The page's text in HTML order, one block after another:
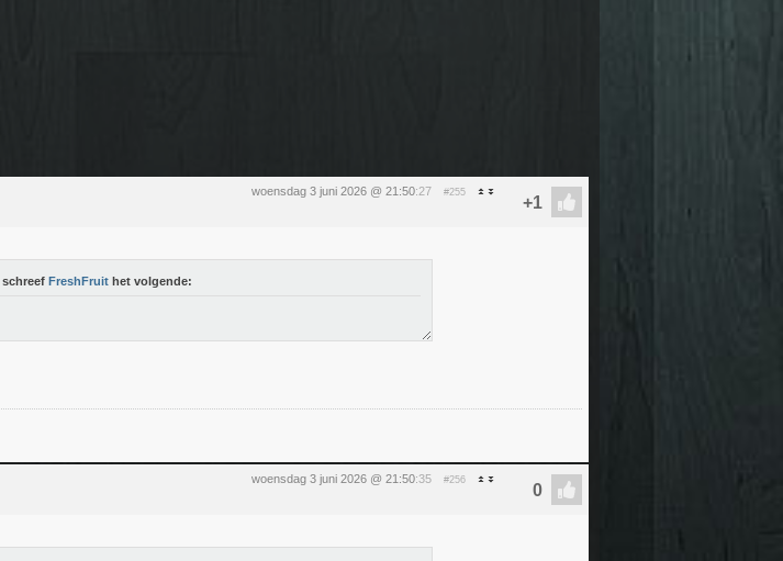
woensdag 3 juni 2026 @ 21:50:27 #255
schreef FreshFruit het volgende:
woensdag 3 juni 2026 @ 21:50:35 #256